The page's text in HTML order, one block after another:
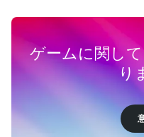
ゲームに関し
り